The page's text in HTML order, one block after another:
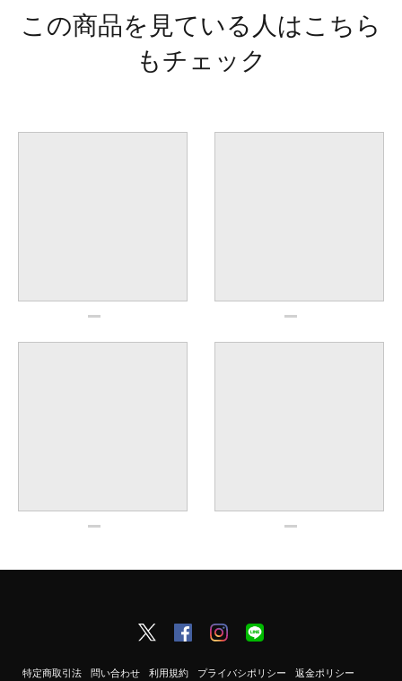
この商品を見ている人はこちら
もチェック
特定商取引法 問い合わせ 利用規約 プライバシポリシー 返金ポリシー